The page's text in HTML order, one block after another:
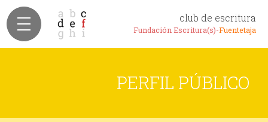
club de escritura
Fundación Escritura(s)-Fuentetaja
PERFIL PÚBLICO